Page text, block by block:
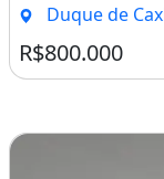
Duque de
R$800.000